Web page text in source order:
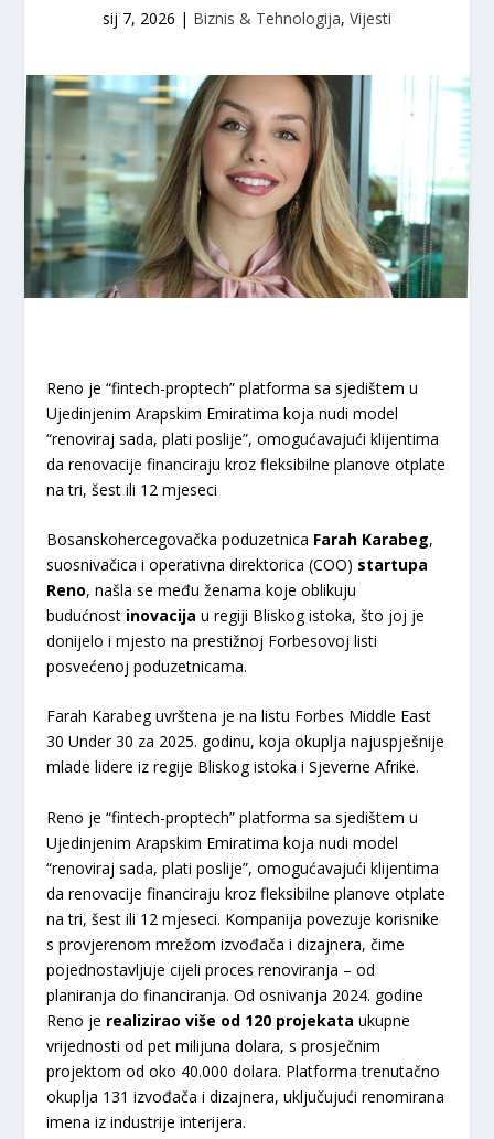
sij 7, 2026 | Biznis & Tehnologija, Vijesti
Reno je “fintech-proptech” platforma sa sjedištem u
Ujedinjenim Arapskim Emiratima koja nudi model
“renoviraj sada, plati poslije”, omogućavajući klijentima
da renovacije financiraju kroz fleksibilne planove otplate
na tri, šest ili 12 mjeseci
Bosanskohercegovačka poduzetnica Farah Karabeg,
suosnivačica i operativna direktorica (COO) startupa
Reno, našla se među ženama koje oblikuju
budućnost inovacijau regiji Bliskog istoka, što joj je
donijelo i mjesto na prestižnoj Forbesovoj listi
posvećenoj poduzetnicama.
Farah Karabeg uvrštena je na listu Forbes Middle East
30 Under 30 za 2025. godinu, koja okuplja najuspješnije
mlade lidere iz regije Bliskog istoka i Sjeverne Afrike.
Reno je “fintech-proptech” platforma sa sjedištem u
Ujedinjenim Arapskim Emiratima koja nudi model
“renoviraj sada, plati poslije”, omogućavajući klijentima
da renovacije financiraju kroz fleksibilne planove otplate
na tri, šest ili 12 mjeseci. Kompanija povezuje korisnike
s provjerenom mrežom izvođača i dizajnera, čime
pojednostavljuje cijeli proces renoviranja – od
planiranja do financiranja. Od osnivanja 2024. godine
Reno je realizirao više od 120 projekata ukupne
vrijednosti od pet milijuna dolara, s prosječnim
projektom od oko 40.000 dolara. Platforma trenutačno
okuplja 131 izvođača i dizajnera, uključujući renomirana
imena iz industrije interijera.